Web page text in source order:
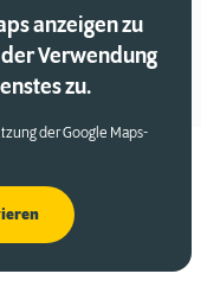
anzeigen zu
Verwendung
zu.
der Google Maps-